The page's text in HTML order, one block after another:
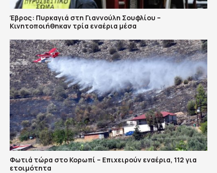
Έβρος: Πυρκαγιά στη Γιαννούλη Σουφλίου –
Κινητοποιήθηκαν τρία εναέρια μέσα
Φωτιά τώρα στο Κορωπί – Επιχειρούν εναέρια, 112 για
ετοιμότητα